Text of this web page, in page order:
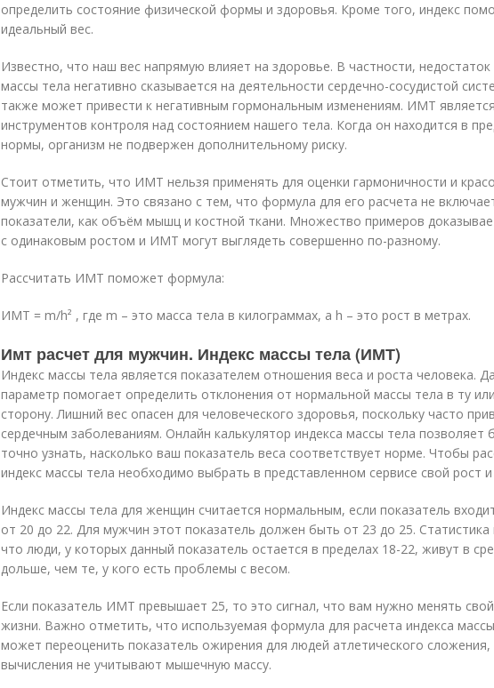
определить состояние физической формы и здоровья. Кроме того, индекс
идеальный вес.
Известно, что наш вес напрямую влияет на здоровье. В частности,
массы тела негативно сказывается на деятельности сердечно-сосудистой
также может привести к негативным гормональным изменениям. ИМТ
инструментов контроля над состоянием нашего тела. Когда он находится в
нормы, организм не подвержен дополнительному риску.
Стоит отметить, что ИМТ нельзя применять для оценки гармоничности и
мужчин и женщин. Это связано с тем, что формула для его расчета не
показатели, как объём мышц и костной ткани. Множество примеров
с одинаковым ростом и ИМТ могут выглядеть совершенно по-разному.
Рассчитать ИМТ поможет формула:
ИМТ = m/h² , где m – это масса тела в килограммах, а h – это рост в метрах.
Имт расчет для мужчин. Индекс массы тела (ИМТ)
Индекс массы тела является показателем отношения веса и роста человека.
параметр помогает определить отклонения от нормальной массы тела в ту
сторону. Лишний вес опасен для человеческого здоровья, поскольку часто
сердечным заболеваниям. Онлайн калькулятор индекса массы тела позволяет
точно узнать, насколько ваш показатель веса соответствует норме. Чтобы
индекс массы тела необходимо выбрать в представленном сервисе свой рост и
Индекс массы тела для женщин считается нормальным, если показатель
от 20 до 22. Для мужчин этот показатель должен быть от 23 до 25. Статистика
что люди, у которых данный показатель остается в пределах 18-22, живут в
дольше, чем те, у кого есть проблемы с весом.
Если показатель ИМТ превышает 25, то это сигнал, что вам нужно менять
жизни. Важно отметить, что используемая формула для расчета индекса
может переоценить показатель ожирения для людей атлетического сложения,
вычисления не учитывают мышечную массу.